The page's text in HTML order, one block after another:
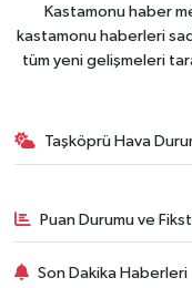
Kastamonu haber
kastamonu haberleri
tüm yeni gelişmeleri
Taşköprü Hava
Puan Durumu ve
Son Dakika Haberleri